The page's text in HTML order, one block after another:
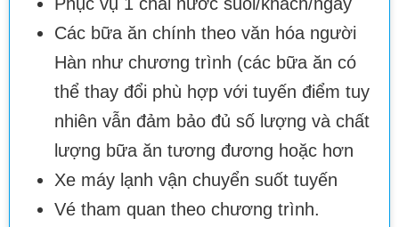
Các bữa ăn chính theo văn hóa người
Hàn như chương trình (các bữa ăn có
thể thay đổi phù hợp với tuyến điểm tuy
nhiên vẫn đảm bảo đủ số lượng và chất
lượng bữa ăn tương đương hoặc hơn
Xe máy lạnh vận chuyển suốt tuyến
Vé tham quan theo chương trình.